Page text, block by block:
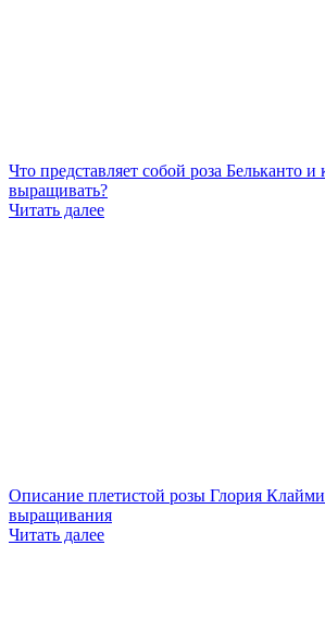
Что представляет собой роза Бельканто и
выращивать?
Читать далее
Описание плетистой розы Глория
выращивания
Читать далее